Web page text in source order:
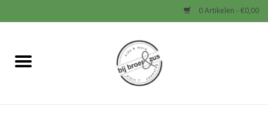
0 Artikelen - €0,00
Home